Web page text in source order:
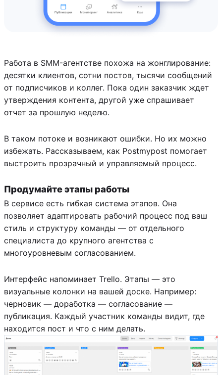
Работа в SMM-агентстве похожа на жонглирование:
десятки клиентов, сотни постов, тысячи сообщений
от подписчиков и коллег. Пока один заказчик ждет
утверждения контента, другой уже спрашивает
отчет за прошлую неделю.
В таком потоке и возникают ошибки. Но их можно
избежать. Рассказываем, как Postmypost помогает
выстроить прозрачный и управляемый процесс.
Продумайте этапы работы
В сервисе есть гибкая система этапов. Она
позволяет адаптировать рабочий процесс под ваш
стиль и структуру команды — от отдельного
специалиста до крупного агентства с
многоуровневым согласованием.
Интерфейс напоминает Trello. Этапы — это
визуальные колонки на вашей доске. Например:
черновик — доработка — согласование —
публикация. Каждый участник команды видит, где
находится пост и что с ним делать.